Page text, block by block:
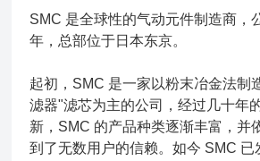
SMC 是全球性的气动元件制造商，
年，总部位于日本东京。
起初，SMC 是一家以粉末冶金法制
滤器"滤芯为主的公司，经过几十年
新，SMC 的产品种类逐渐丰富，并
到了无数用户的信赖。如今 SMC 已